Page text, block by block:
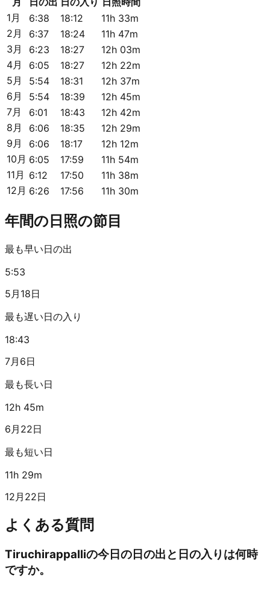
1月
6:38 18:12
11h 33m
2月
6:37 18:24
11h 47m
3月
6:23 18:27
12h 03m
4月
6:05 18:27
12h 22m
5月
5:54 18:31
12h 37m
6月
5:54 18:39
12h 45m
7月
6:01 18:43
12h 42m
8月
6:06 18:35
12h 29m
9月
6:06 18:17
12h 12m
10月 6:05 17:59
11h 54m
11月 6:12 17:50
11h 38m
12月 6:26 17:56 11h 30m
年間の日照の節目
最も早い日の出
5:53
5月18日
最も遅い日の入り
18:43
7月6日
最も長い日
12h 45m
6月22日
最も短い日
11h 29m
12月22日
よくある質問
Tiruchirappalliの今日の日の出と日の入りは何時
ですか。